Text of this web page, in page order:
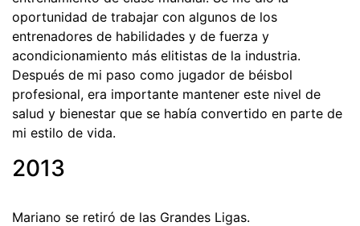
oportunidad de trabajar con algunos de los
entrenadores de habilidades y de fuerza y
acondicionamiento más elitistas de la industria.
Después de mi paso como jugador de béisbol
profesional, era importante mantener este nivel de
salud y bienestar que se había convertido en parte de
mi estilo de vida.
2013
Mariano se retiró de las Grandes Ligas.